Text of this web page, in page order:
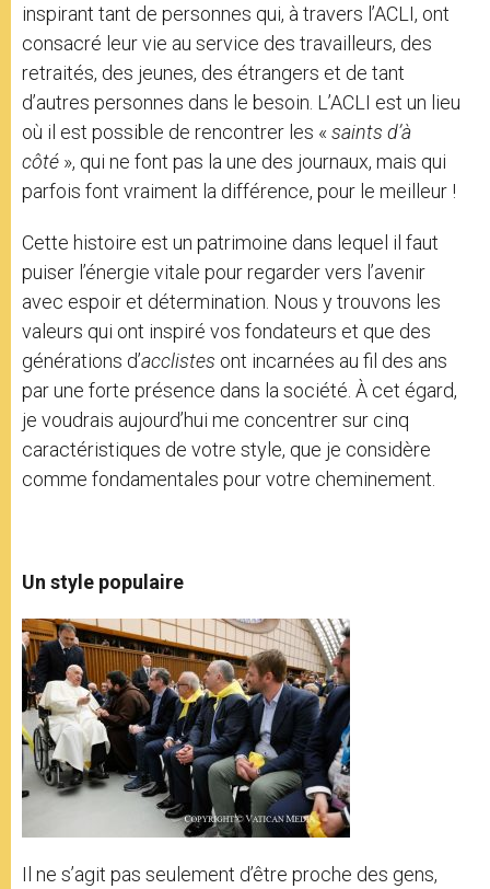
inspirant tant de personnes qui, à travers l’ACLI, ont
consacré leur vie au service des travailleurs, des
retraités, des jeunes, des étrangers et de tant
d’autres personnes dans le besoin. L’ACLI est un lieu
où il est possible de rencontrer les « saints d’à
côté », qui ne font pas la une des journaux, mais qui
parfois font vraiment la différence, pour le meilleur !
Cette histoire est un patrimoine dans lequel il faut
puiser l’énergie vitale pour regarder vers l’avenir
avec espoir et détermination. Nous y trouvons les
valeurs qui ont inspiré vos fondateurs et que des
générations d’acclistes ont incarnées au fil des ans
par une forte présence dans la société. À cet égard,
je voudrais aujourd’hui me concentrer sur cinq
caractéristiques de votre style, que je considère
comme fondamentales pour votre cheminement.
Un style populaire
Il ne s’agit pas seulement d’être proche des gens,